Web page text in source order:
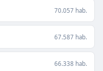
70.057 hab.
67.587 hab.
66.338 hab.